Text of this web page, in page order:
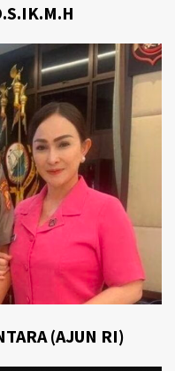
(AJUN RI)